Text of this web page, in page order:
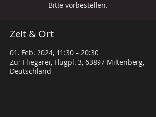
Bitte vorbestellen.
Zeit & Ort
01. Feb. 2024, 11:30 – 20:30
Zur Fliegerei, Flugpl. 3, 63897 Miltenberg,
Deutschland